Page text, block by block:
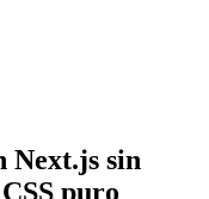
Next.js sin
puro